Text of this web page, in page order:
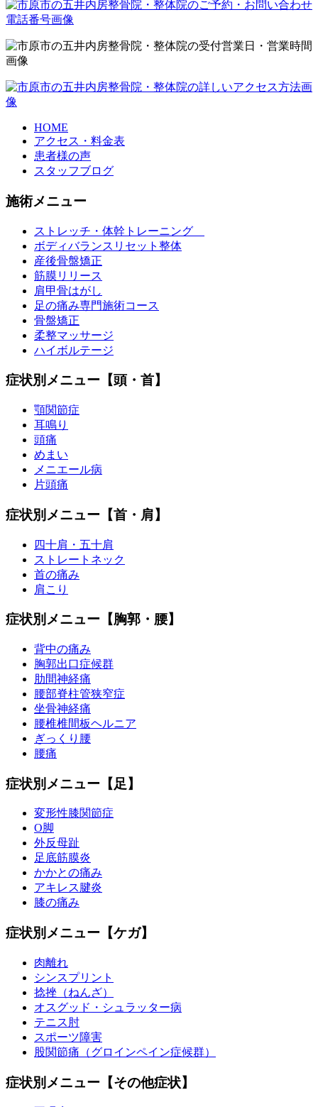
HOME
アクセス・料金表
患者様の声
スタッフブログ
施術メニュー
ストレッチ・体幹トレーニング
ボディバランスリセット整体
産後骨盤矯正
筋膜リリース
肩甲骨はがし
足の痛み専門施術コース
骨盤矯正
柔整マッサージ
ハイボルテージ
症状別メニュー【頭・首】
顎関節症
耳鳴り
頭痛
めまい
メニエール病
片頭痛
症状別メニュー【首・肩】
四十肩・五十肩
ストレートネック
首の痛み
肩こり
症状別メニュー【胸郭・腰】
背中の痛み
胸郭出口症候群
肋間神経痛
腰部脊柱管狭窄症
坐骨神経痛
腰椎椎間板ヘルニア
ぎっくり腰
腰痛
症状別メニュー【足】
変形性膝関節症
O脚
外反母趾
足底筋膜炎
かかとの痛み
アキレス腱炎
膝の痛み
症状別メニュー【ケガ】
肉離れ
シンスプリント
捻挫（ねんざ）
オスグッド・シュラッター病
テニス肘
スポーツ障害
股関節痛（グロインペイン症候群）
症状別メニュー【その他症状】